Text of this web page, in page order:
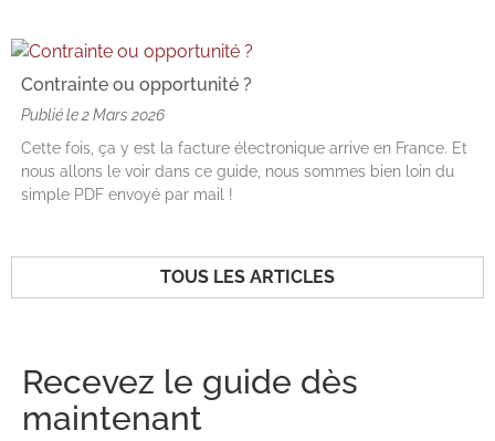
Contrainte ou opportunité ?
Publié le2 Mars 2026
Cette fois, ça y est la facture électronique arrive en France. Et
nous allons le voir dans ce guide, nous sommes bien loin du
simple PDF envoyé par mail !
TOUS LES ARTICLES
Recevez le guide dès
maintenant